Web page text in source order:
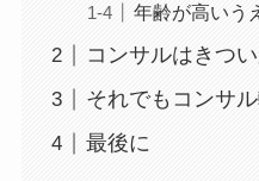
年齢が高いう
コンサルはきつ
それでもコンサ
最後に